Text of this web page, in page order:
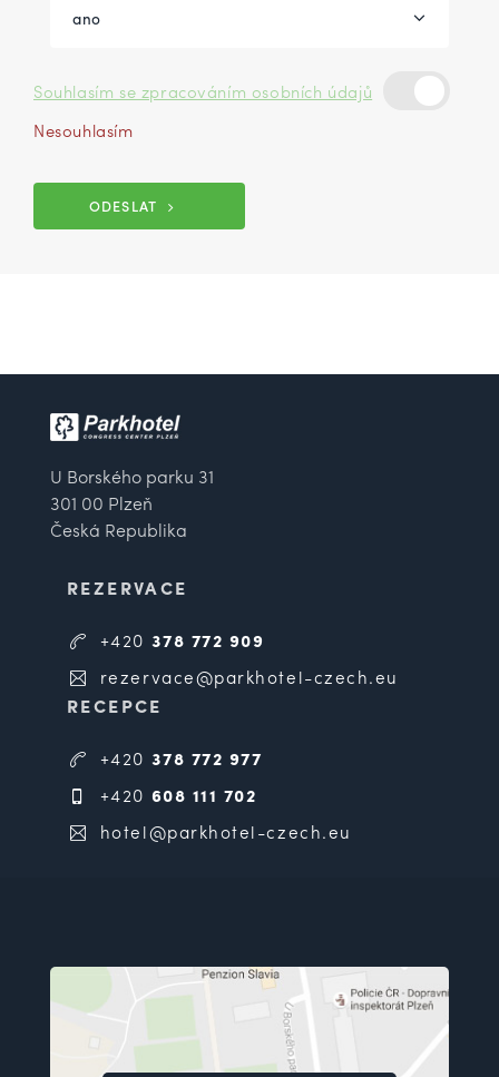
ano
Souhlasím se zpracováním osobních údajů
Nesouhlasím
ODESLAT
U Borského parku 31
301 00 Plzeň
Česká Republika
REZERVACE
+420 378 772 909
rezervace@parkhotel-czech.eu
RECEPCE
+420 378 772 977
+420 608 111 702
hotel@parkhotel-czech.eu